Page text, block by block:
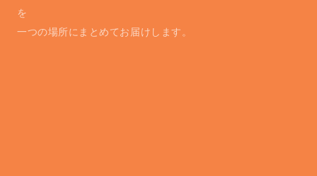
を
一つの場所にまとめてお届けします。